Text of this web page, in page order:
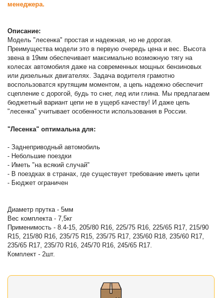
менеджера.
Описание:
Модель "лесенка" простая и надежная, но не дорогая.
Преимущества модели это в первую очередь цена и вес. Высота
звена в 19мм обеспечивает максимально возможную тягу на
колесах автомобиля даже на современных мощных бензиновых
или дизельных двигателях. Задача водителя грамотно
воспользоватся крутящим моментом, а цепь надежно обеспечит
сцепление с дорогой, будь то снег, лед или глина. Мы предлагаем
бюджетный вариант цепи не в ущерб качеству! И даже цепь
"лесенка" учитывает особенности использования в России.
"Лесенка" оптимальна для:
- Заднеприводный автомобиль
- Небольшие поездки
- Иметь "на всякий случай"
- В поездках в странах, где существует требование иметь цепи
- Бюджет ограничен
Диaметр пруткa - 5мм
Вес комплекта - 7,5кг
Применимость - 8.4-15, 205/80 R16, 225/75 R16, 225/65 R17, 215/90
R15, 215/80 R16, 235/75 R15, 235/75 R17, 235/60 R18, 235/60 R17,
235/65 R17, 235/70 R16, 245/70 R16, 245/65 R17.
Комплект - 2шт.